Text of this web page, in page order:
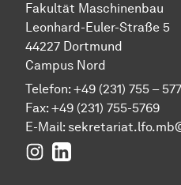
Fakultät Maschinenbau
Leonhard-Euler-Straße 5
44227 Dortmund
Campus Nord
Telefon: +49 (231) 755 –
Fax: +49 (231) 755-5769
E-Mail:
Instagram
LinkedIn